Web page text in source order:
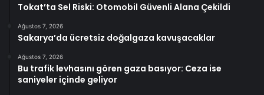
Tokat’ta Sel Riski: Otomobil Güvenli Alana Çekildi
Ağustos 7, 2026
Sakarya’da ücretsiz doğalgaza kavuşacaklar
Ağustos 7, 2026
Bu trafik levhasını gören gaza basıyor: Ceza ise
saniyeler içinde geliyor